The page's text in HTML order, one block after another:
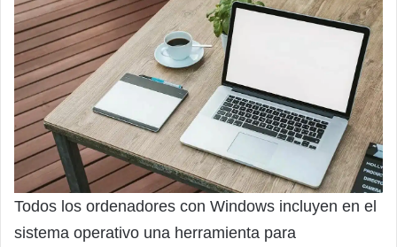
Todos los ordenadores con Windows incluyen en el
sistema operativo una herramienta para